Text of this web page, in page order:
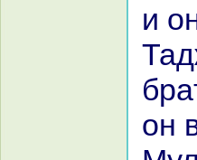
и
он